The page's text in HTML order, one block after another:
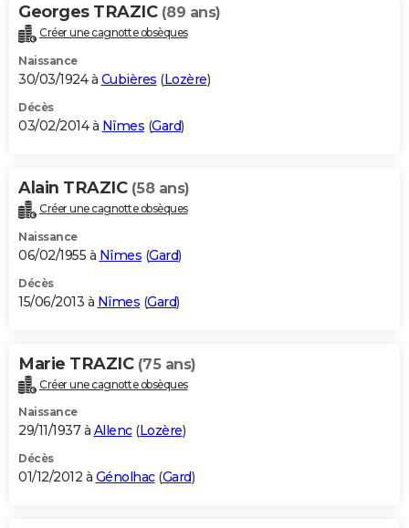
Georges TRAZIC (89 ans)
Créer une cagnotte obsèques
Naissance
30/03/1924 à Cubières (Lozère)
Décès
03/02/2014 à Nîmes (Gard)
Alain TRAZIC (58 ans)
Créer une cagnotte obsèques
Naissance
06/02/1955 à Nîmes (Gard)
Décès
15/06/2013 à Nîmes (Gard)
Marie TRAZIC (75 ans)
Créer une cagnotte obsèques
Naissance
29/11/1937 à Allenc(Lozère)
Décès
01/12/2012 à Génolhac(Gard)